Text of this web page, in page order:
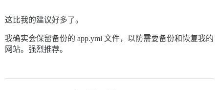
这比我的建议好多了。
我确实会保留备份的 app.yml 文件，以防需要备份和恢复我的
网站。强烈推荐。